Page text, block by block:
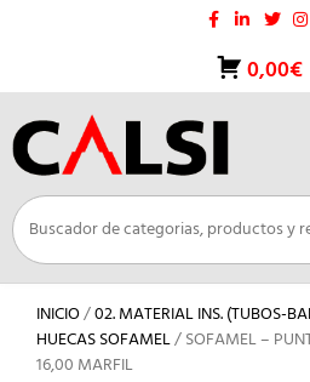
0,00€
INICIO/02. MATERIAL INS. (TUBOS-
HUECAS SOFAMEL/ SOFAMEL –
16,00 MARFIL